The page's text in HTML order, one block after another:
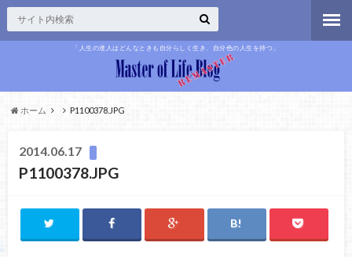
「人生の達人はどんなときも自分らしく生き、自分色の人生を持つ」
ホーム P1100378.JPG
2014.06.17
P1100378.JPG